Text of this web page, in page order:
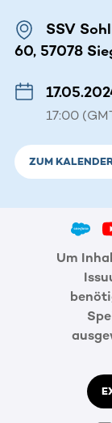
SSV
60, 57078
17:00
ZUM
Um